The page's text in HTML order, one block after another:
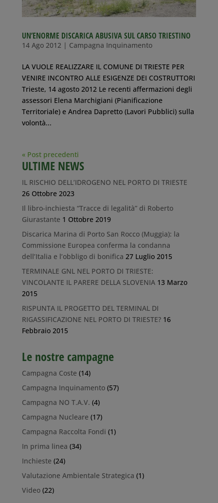
UN’ENORME DISCARICA ABUSIVA SUL CARSO TRIESTINO
14 Ago 2012| Campagna Inquinamento
LA VUOLE REALIZZARE IL COMUNE DI TRIESTE PER
VENIRE INCONTRO ALLE ESIGENZE DEI COSTRUTTORI
Trieste, 14 agosto 2012 Le recenti affermazioni degli
assessori Elena Marchigiani (Pianificazione
Territoriale) e Andrea Dapretto (Lavori Pubblici) sulla
volontà...
« Post precedenti
ULTIME NEWS
IL RISCHIO DELL’IDROGENO NEL PORTO DI TRIESTE
26 Ottobre 2023
Il libro-inchiesta “Tracce di legalità” di Roberto
Giurastante 1 Ottobre 2019
Discarica Marina di Porto San Rocco (Muggia): la
Commissione Europea conferma la condanna
dell’Italia e l’obbligo di bonifica 27 Luglio 2015
TERMINALE GNL NEL PORTO DI TRIESTE:
VINCOLANTE IL PARERE DELLA SLOVENIA 13 Marzo
2015
RISPUNTA IL PROGETTO DEL TERMINAL DI
RIGASSIFICAZIONE NEL PORTO DI TRIESTE? 16
Febbraio 2015
Le nostre campagne
Campagna Coste (14)
Campagna Inquinamento(57)
Campagna NO T.A.V. (4)
Campagna Nucleare (17)
Campagna Raccolta Fondi (1)
In prima linea (34)
Inchieste (24)
Valutazione Ambientale Strategica (1)
Video(22)